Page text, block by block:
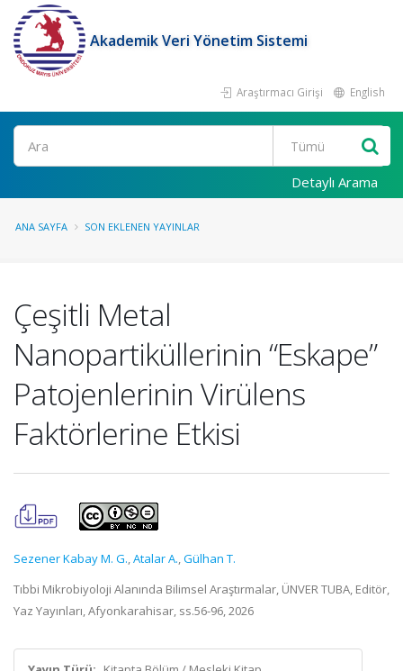
Akademik Veri Yönetim Sistemi
Araştırmacı Girişi English
Ara
Detaylı Arama
ANA SAYFA SON EKLENEN YAYINLAR
Çeşitli Metal
Nanopartiküllerinin “Eskape”
Patojenlerinin Virülens
Faktörlerine Etkisi
Sezener Kabay M. G.,Atalar A.,Gülhan T.
Tıbbi Mikrobiyoloji Alanında Bilimsel Araştırmalar, ÜNVER TUBA, Editör,
Yaz Yayınları, Afyonkarahisar, ss.56-96, 2026